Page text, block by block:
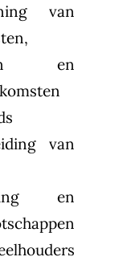
van
en
van
en